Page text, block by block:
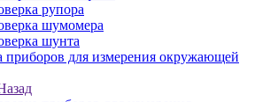
рупора
шумомера
шунта
приборов для измерения окружающей